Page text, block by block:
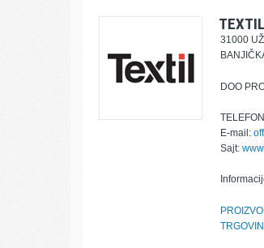
TEXTIL
31000
DOO
E-mail:
Sajt: